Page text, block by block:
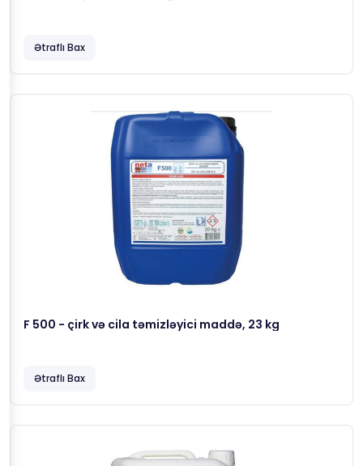
Ətraflı Bax
F 500 - çirk və cila təmizləyici maddə, 23 kg
Ətraflı Bax